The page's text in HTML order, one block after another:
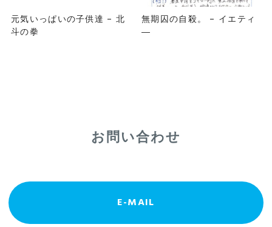
元気いっぱいの子供達 – 北
斗の拳
無期囚の自殺。 – イエティ
―
お問い合わせ
E-MAIL